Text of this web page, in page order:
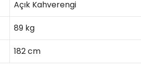
Açık Kahverengi
89 kg
182 cm